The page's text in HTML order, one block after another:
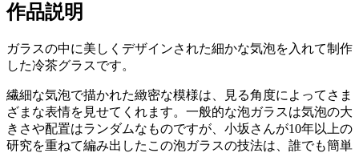
作品説明
ガラスの中に美しくデザインされた細かな気泡を入れて制作
した冷茶グラスです。
繊細な気泡で描かれた緻密な模様は、見る角度によってさま
ざまな表情を見せてくれます。一般的な泡ガラスは気泡の大
きさや配置はランダムなものですが、小坂さんが10年以上の
研究を重ねて編み出したこの泡ガラスの技法は、誰でも簡単